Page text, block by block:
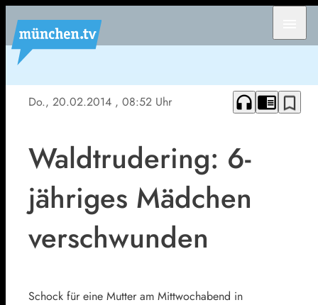
Do., 20.02.2014 , 08:52 Uhr headphones chrome_reader_mode bookmark_border
Waldtrudering: 6-
jähriges Mädchen
verschwunden
Schock für eine Mutter am Mittwochabend in